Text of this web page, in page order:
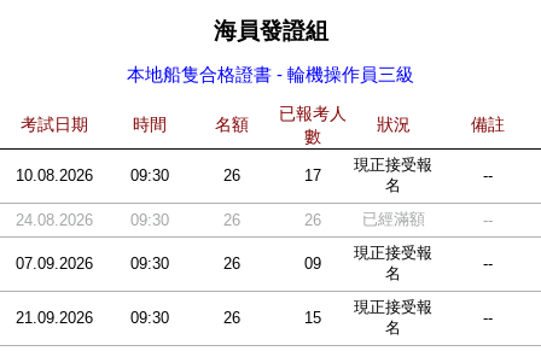
海員發證組
本地船隻合格證書 - 輪機操作員三級
考試日期 時間 名額
已報考人
數
狀況 備註
10.08.2026 09:30 26 17
現正接受報
名
--
24.08.2026 09:30 26 26 已經滿額 --
07.09.2026 09:30 26 09
現正接受報
名
--
21.09.2026 09:30 26 15
現正接受報
名
--